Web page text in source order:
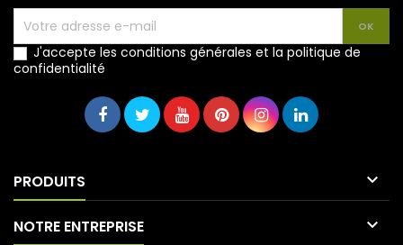
J'accepte les conditions générales et la politique de
confidentialité
PRODUITS 
NOTRE ENTREPRISE 